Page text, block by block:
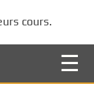
cours.